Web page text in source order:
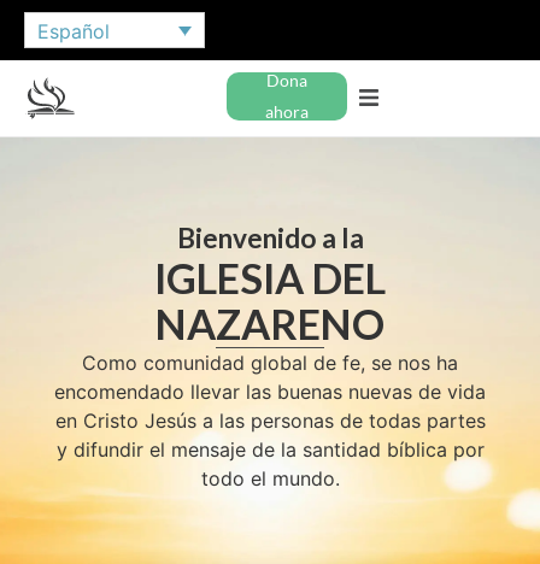
Español
Dona
ahora
Bienvenido a la
IGLESIA DEL
NAZARENO
Como comunidad global de fe, se nos ha
encomendado llevar las buenas nuevas de vida
en Cristo Jesús a las personas de todas partes
y difundir el mensaje de la santidad bíblica por
todo el mundo.